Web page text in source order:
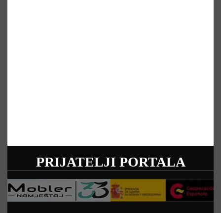
PRIJATELJI PORTALA